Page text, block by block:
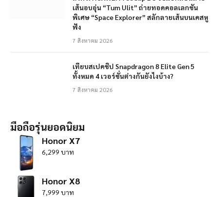
เส้นอบอุ่น “Tum Ulit” ถ่ายทอดคอลเลกชัน
พิเศษ “Space Explorer” สลักลายเส้นบนเคสหู
ฟัง
7 สิงหาคม 2026
เทียบสเปคชิป Snapdragon 8 Elite Gen 5
ทั้งหมด 4 เวอร์ชั่นต่างกันยังไงบ้าง?
7 สิงหาคม 2026
มือถือรุ่นยอดนิยม
Honor X7
6,299 บาท
Honor X8
7,999 บาท